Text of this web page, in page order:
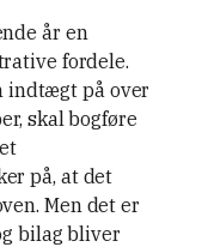
år en
fordele.
indtægt på over
skal bogføre
på, at det
Men det er
bilag bliver